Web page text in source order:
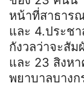
หน้าที่สาธาร
และ 4.ประช
กังวลว่าจะสัม
และ 23 สิงห
พยาบาลบางก